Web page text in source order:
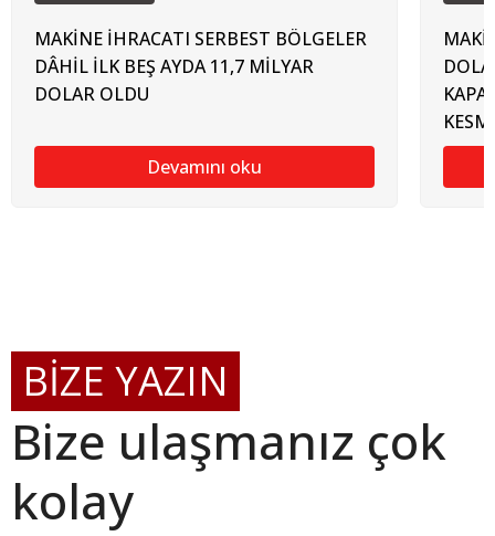
MAKİNE İHRACATI SERBEST BÖLGELER
DÂHİL İLK BEŞ AYDA 11,7 MİLYAR
DOLAR OLDU
Devamını oku
BİZE YAZIN
Bize ulaşmanız çok
kolay